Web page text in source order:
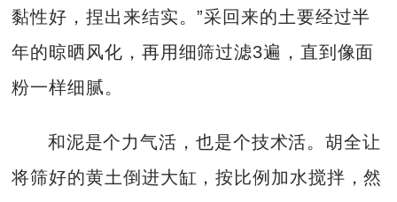
黏性好，捏出来结实。”采回来的土要经过半
年的晾晒风化，再用细筛过滤3遍，直到像面
粉一样细腻。
和泥是个力气活，也是个技术活。胡全让
将筛好的黄土倒进大缸，按比例加水搅拌，然